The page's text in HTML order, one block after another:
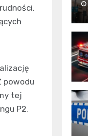
powodu
tej
P2.